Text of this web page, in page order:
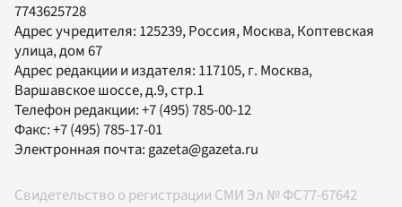
7743625728
Адрес учредителя: 125239, Россия, Москва, Коптевская
улица, дом 67
Адрес редакции и издателя: 117105, г. Москва,
Варшавское шоссе, д.9, стр.1
Телефон редакции:+7 (495) 785-00-12
Факс:+7 (495) 785-17-01
Электронная почта:gazeta@gazeta.ru
Свидетельство о регистрации СМИ Эл № ФС77-67642